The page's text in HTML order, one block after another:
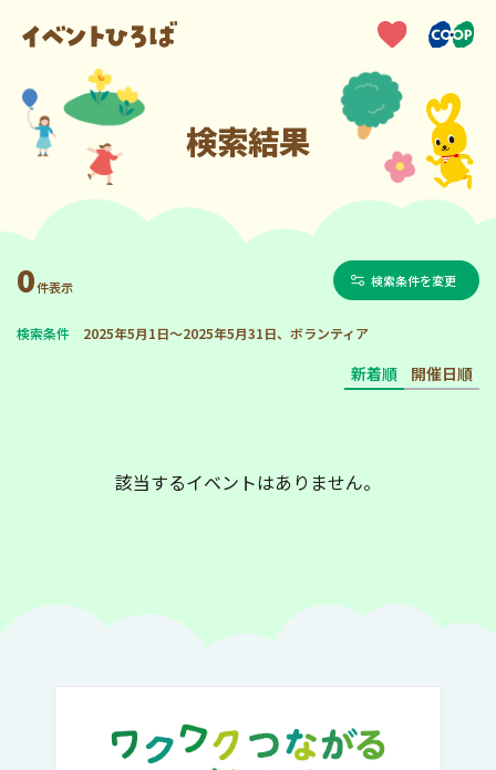
検索結果
0件表示 検索条件を変更
検索条件 2025年5月1日～2025年5月31日、ボランティア
新着順 開催日順
該当するイベントはありません。